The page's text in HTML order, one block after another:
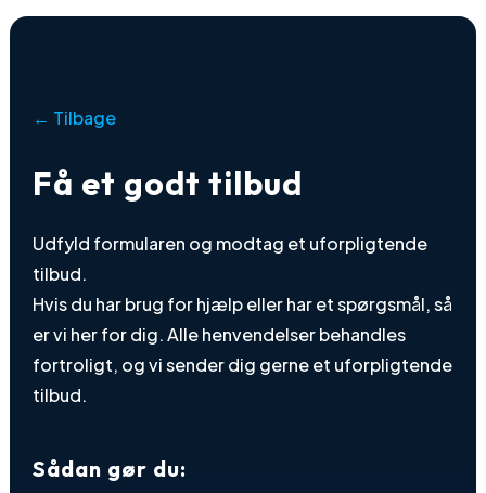
← Tilbage
Få et godt tilbud
Udfyld formularen og modtag et uforpligtende
tilbud.
Hvis du har brug for hjælp eller har et spørgsmål, så
er vi her for dig. Alle henvendelser behandles
fortroligt, og vi sender dig gerne et uforpligtende
tilbud.
Sådan gør du: